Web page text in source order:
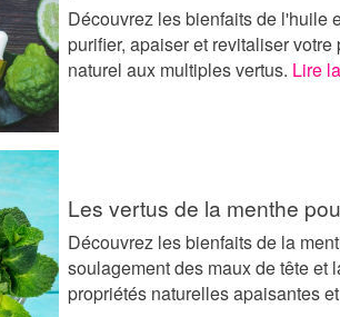
Découvrez les bienfaits de l'huile
purifier, apaiser et revitaliser
naturel aux multiples vertus. Lire
Les vertus de la menthe
Découvrez les bienfaits de la
soulagement des maux de tête et
propriétés naturelles apaisantes